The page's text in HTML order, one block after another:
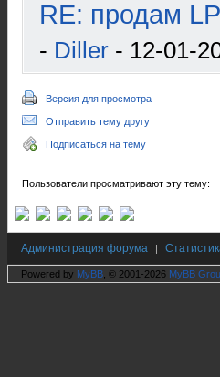
RE: продам
- Diller - 12-01-
Версия для просмотра
Отправить тему другу
Подписаться на тему
Пользователи просматривают эту тему:
Администрация форума |
Powered by MyBB , © 2001-2026 MyBB